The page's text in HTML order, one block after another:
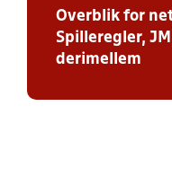
Overblik for
Spilleregler,
derimellem